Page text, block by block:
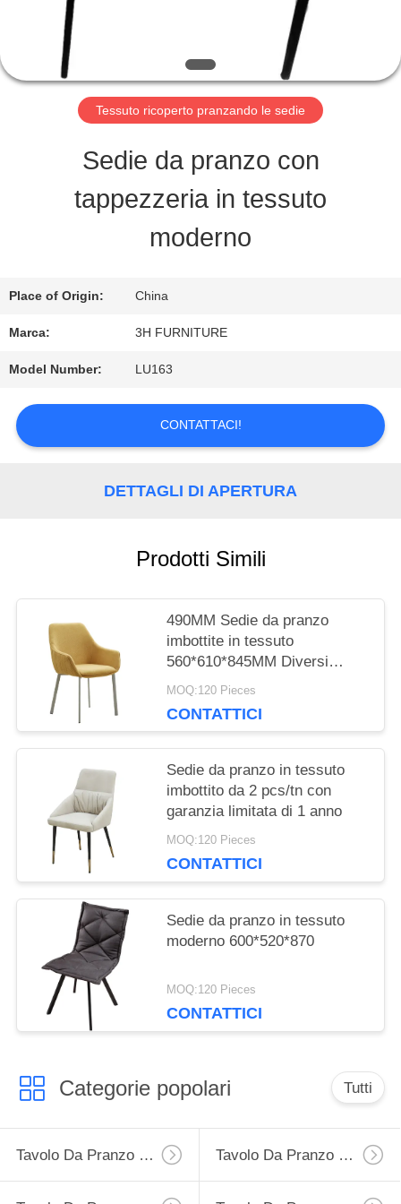
FABBRICA
CONTROLLO
QUALITÀ
CONTATTO
UNITI
RICHIEDA
UNA
CITAZIONE
PRIVACY
POLICY
Tessuto ricoperto pranzando le sedie
Sedie da pranzo con
tappezzeria in tessuto
moderno
Place of Origin: China
Marca: 3H FURNITURE
Model Number: LU163
CONTATTACI!
DETTAGLI DI APERTURA
Prodotti Simili
490MM Sedie da pranzo
imbottite in tessuto
560*610*845MM Diversi
colori
MOQ:120 Pieces
CONTATTICI
Sedie da pranzo in tessuto
imbottito da 2 pcs/tn con
garanzia limitata di 1 anno
MOQ:120 Pieces
CONTATTICI
Sedie da pranzo in tessuto
moderno 600*520*870
MOQ:120 Pieces
CONTATTICI
Categorie popolari Tutti
Tavolo Da Pranzo Di Estensione Tavolo Da Pranzo Fisso